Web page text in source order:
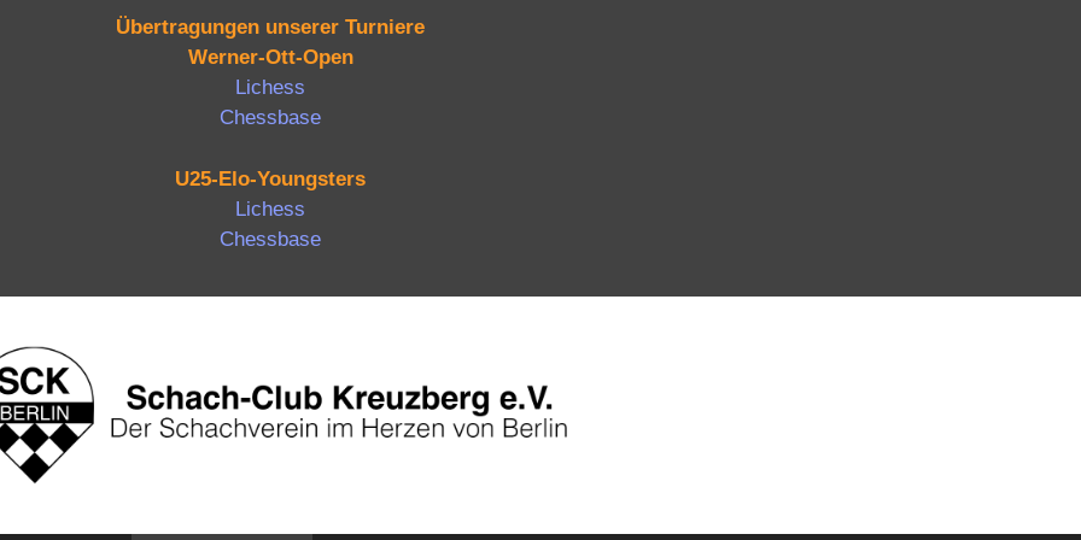
Übertragungen unserer Turniere
Werner-Ott-Open
Lichess
Chessbase
U25-Elo-Youngsters
Lichess
Chessbase